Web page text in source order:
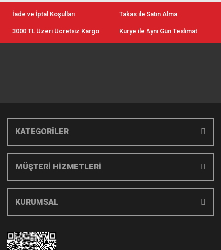
İade ve İptal Koşulları Takas ile Satın Alma
3000 TL Üzeri Ücretsiz Kargo Kurye ile Aynı Gün Teslimat
KATEGORİLER
MÜŞTERİ HİZMETLERİ
KURUMSAL